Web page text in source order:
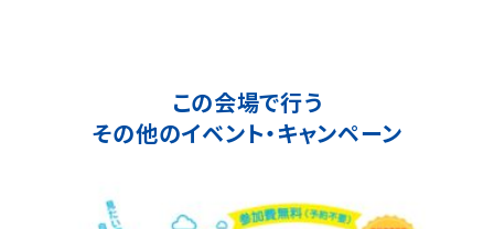
この会場で行う
その他のイベント・キャンペーン